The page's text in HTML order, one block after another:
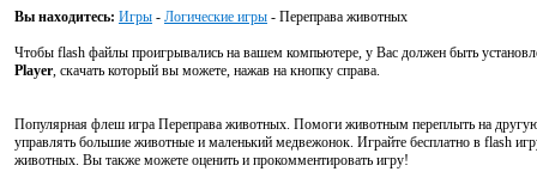
Вы находитесь: Игры - Логические игры - Переправа животных
Чтобы flash файлы проигрывались на вашем компьютере, у Вас должен быть
Player, скачать который вы можете, нажав на кнопку справа.
Популярная флеш игра Переправа животных. Помоги животным переплыть на
управлять большие животные и маленький медвежонок. Играйте бесплатно в flash
животных. Вы также можете оценить и прокомментировать игру!